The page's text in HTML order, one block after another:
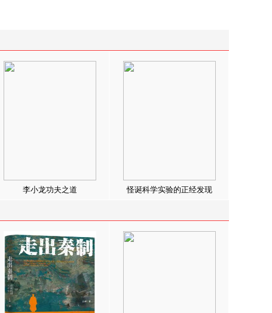
李小龙功夫之道 怪诞科学实验的正经发现